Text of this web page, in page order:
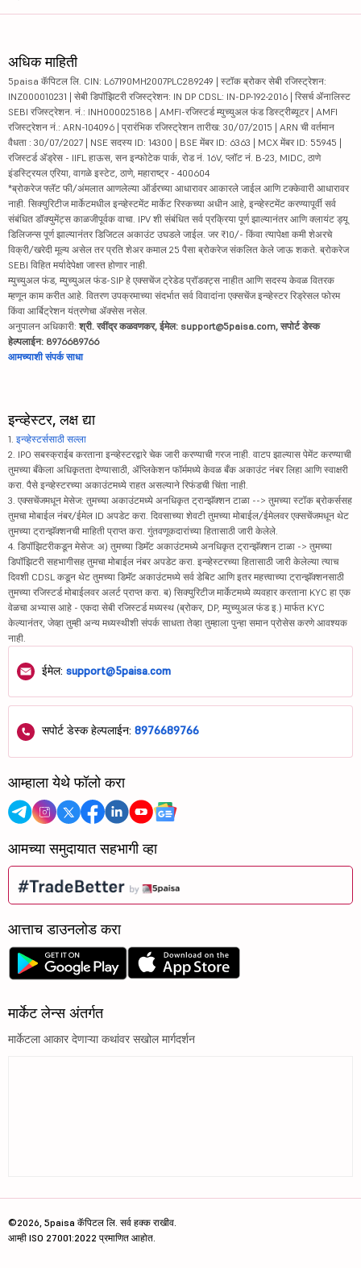
अधिक माहिती
5paisa कॅपिटल लि. CIN: L67190MH2007PLC289249 | स्टॉक ब्रोकर सेबी रजिस्ट्रेशन:
INZ000010231 | सेबी डिपॉझिटरी रजिस्ट्रेशन: IN DP CDSL: IN-DP-192-2016 | रिसर्च ॲनालिस्ट
SEBI रजिस्ट्रेशन. नं.: INH000025188 | AMFI-रजिस्टर्ड म्युच्युअल फंड डिस्ट्रीब्यूटर | AMFI
रजिस्ट्रेशन नं.: ARN-104096 | प्रारंभिक रजिस्ट्रेशन तारीख: 30/07/2015 | ARN ची वर्तमान
वैधता : 30/07/2027 | NSE सदस्य ID: 14300 | BSE मेंबर ID: 6363 | MCX मेंबर ID: 55945 |
रजिस्टर्ड ॲड्रेस - IIFL हाऊस, सन इन्फोटेक पार्क, रोड नं. 16V, प्लॉट नं. B-23, MIDC, ठाणे
इंडस्ट्रियल एरिया, वागळे इस्टेट, ठाणे, महाराष्ट्र - 400604
*ब्रोकरेज फ्लॅट फी/अंमलात आणलेल्या ऑर्डरच्या आधारावर आकारले जाईल आणि टक्केवारी आधारावर
नाही. सिक्युरिटीज मार्केटमधील इन्व्हेस्टमेंट मार्केट रिस्कच्या अधीन आहे, इन्व्हेस्टमेंट करण्यापूर्वी सर्व
संबंधित डॉक्युमेंट्स काळजीपूर्वक वाचा. IPV शी संबंधित सर्व प्रक्रिया पूर्ण झाल्यानंतर आणि क्लायंट ड्यू
डिलिजन्स पूर्ण झाल्यानंतर डिजिटल अकाउंट उघडले जाईल. जर ₹10/- किंवा त्यापेक्षा कमी शेअरचे
विक्री/खरेदी मूल्य असेल तर प्रति शेअर कमाल 25 पैसा ब्रोकरेज संकलित केले जाऊ शकते. ब्रोकरेज
SEBI विहित मर्यादेपेक्षा जास्त होणार नाही.
म्युच्युअल फंड, म्युच्युअल फंड-SIP हे एक्सचेंज ट्रेडेड प्रॉडक्ट्स नाहीत आणि सदस्य केवळ वितरक
म्हणून काम करीत आहे. वितरण उपक्रमाच्या संदर्भात सर्व विवादांना एक्सचेंज इन्व्हेस्टर रिड्रेसल फोरम
किंवा आर्बिट्रेशन यंत्रणेचा ॲक्सेस नसेल.
अनुपालन अधिकारी: श्री. रवींद्र कळवणकर, ईमेल: support@5paisa.com, सपोर्ट डेस्क
हेल्पलाईन: 8976689766
आमच्याशी संपर्क साधा
इन्व्हेस्टर, लक्ष द्या
1. इन्व्हेस्टर्ससाठी सल्ला
2. IPO सबस्क्राईब करताना इन्व्हेस्टरद्वारे चेक जारी करण्याची गरज नाही. वाटप झाल्यास पेमेंट करण्याची
तुमच्या बँकेला अधिकृतता देण्यासाठी, ॲप्लिकेशन फॉर्ममध्ये केवळ बँक अकाउंट नंबर लिहा आणि स्वाक्षरी
करा. पैसे इन्व्हेस्टरच्या अकाउंटमध्ये राहत असल्याने रिफंडची चिंता नाही.
3. एक्सचेंजमधून मेसेज: तुमच्या अकाउंटमध्ये अनधिकृत ट्रान्झॅक्शन टाळा --> तुमच्या स्टॉक ब्रोकर्ससह
तुमचा मोबाईल नंबर/ईमेल ID अपडेट करा. दिवसाच्या शेवटी तुमच्या मोबाईल/ईमेलवर एक्सचेंजमधून थेट
तुमच्या ट्रान्झॅक्शनची माहिती प्राप्त करा. गुंतवणूकदारांच्या हितासाठी जारी केलेले.
4. डिपॉझिटरीकडून मेसेज: अ) तुमच्या डिमॅट अकाउंटमध्ये अनधिकृत ट्रान्झॅक्शन टाळा -> तुमच्या
डिपॉझिटरी सहभागीसह तुमचा मोबाईल नंबर अपडेट करा. इन्व्हेस्टरच्या हितासाठी जारी केलेल्या त्याच
दिवशी CDSL कडून थेट तुमच्या डिमॅट अकाउंटमध्ये सर्व डेबिट आणि इतर महत्त्वाच्या ट्रान्झॅक्शनसाठी
तुमच्या रजिस्टर्ड मोबाईलवर अलर्ट प्राप्त करा. ब) सिक्युरिटीज मार्केटमध्ये व्यवहार करताना KYC हा एक
वेळचा अभ्यास आहे - एकदा सेबी रजिस्टर्ड मध्यस्थ (ब्रोकर, DP, म्युच्युअल फंड इ.) मार्फत KYC
केल्यानंतर, जेव्हा तुम्ही अन्य मध्यस्थीशी संपर्क साधता तेव्हा तुम्हाला पुन्हा समान प्रोसेस करणे आवश्यक
नाही.
ईमेल: support@5paisa.com
सपोर्ट डेस्क हेल्पलाईन: 8976689766
आम्हाला येथे फॉलो करा
आमच्या समुदायात सहभागी व्हा
आत्ताच डाउनलोड करा
मार्केट लेन्स अंतर्गत
मार्केटला आकार देणाऱ्या कथांवर सखोल मार्गदर्शन
©2026, 5paisa कॅपिटल लि. सर्व हक्क राखीव.
आम्ही ISO 27001:2022 प्रमाणित आहोत.